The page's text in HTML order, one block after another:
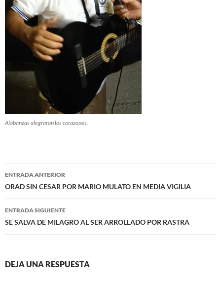
Alabanzas alegraron los corazones.
Navegación
de
entradas
ENTRADA ANTERIOR
ORAD SIN CESAR POR MARIO MULATO EN MEDIA VIGILIA
ENTRADA SIGUIENTE
SE SALVA DE MILAGRO AL SER ARROLLADO POR RASTRA
DEJA UNA RESPUESTA